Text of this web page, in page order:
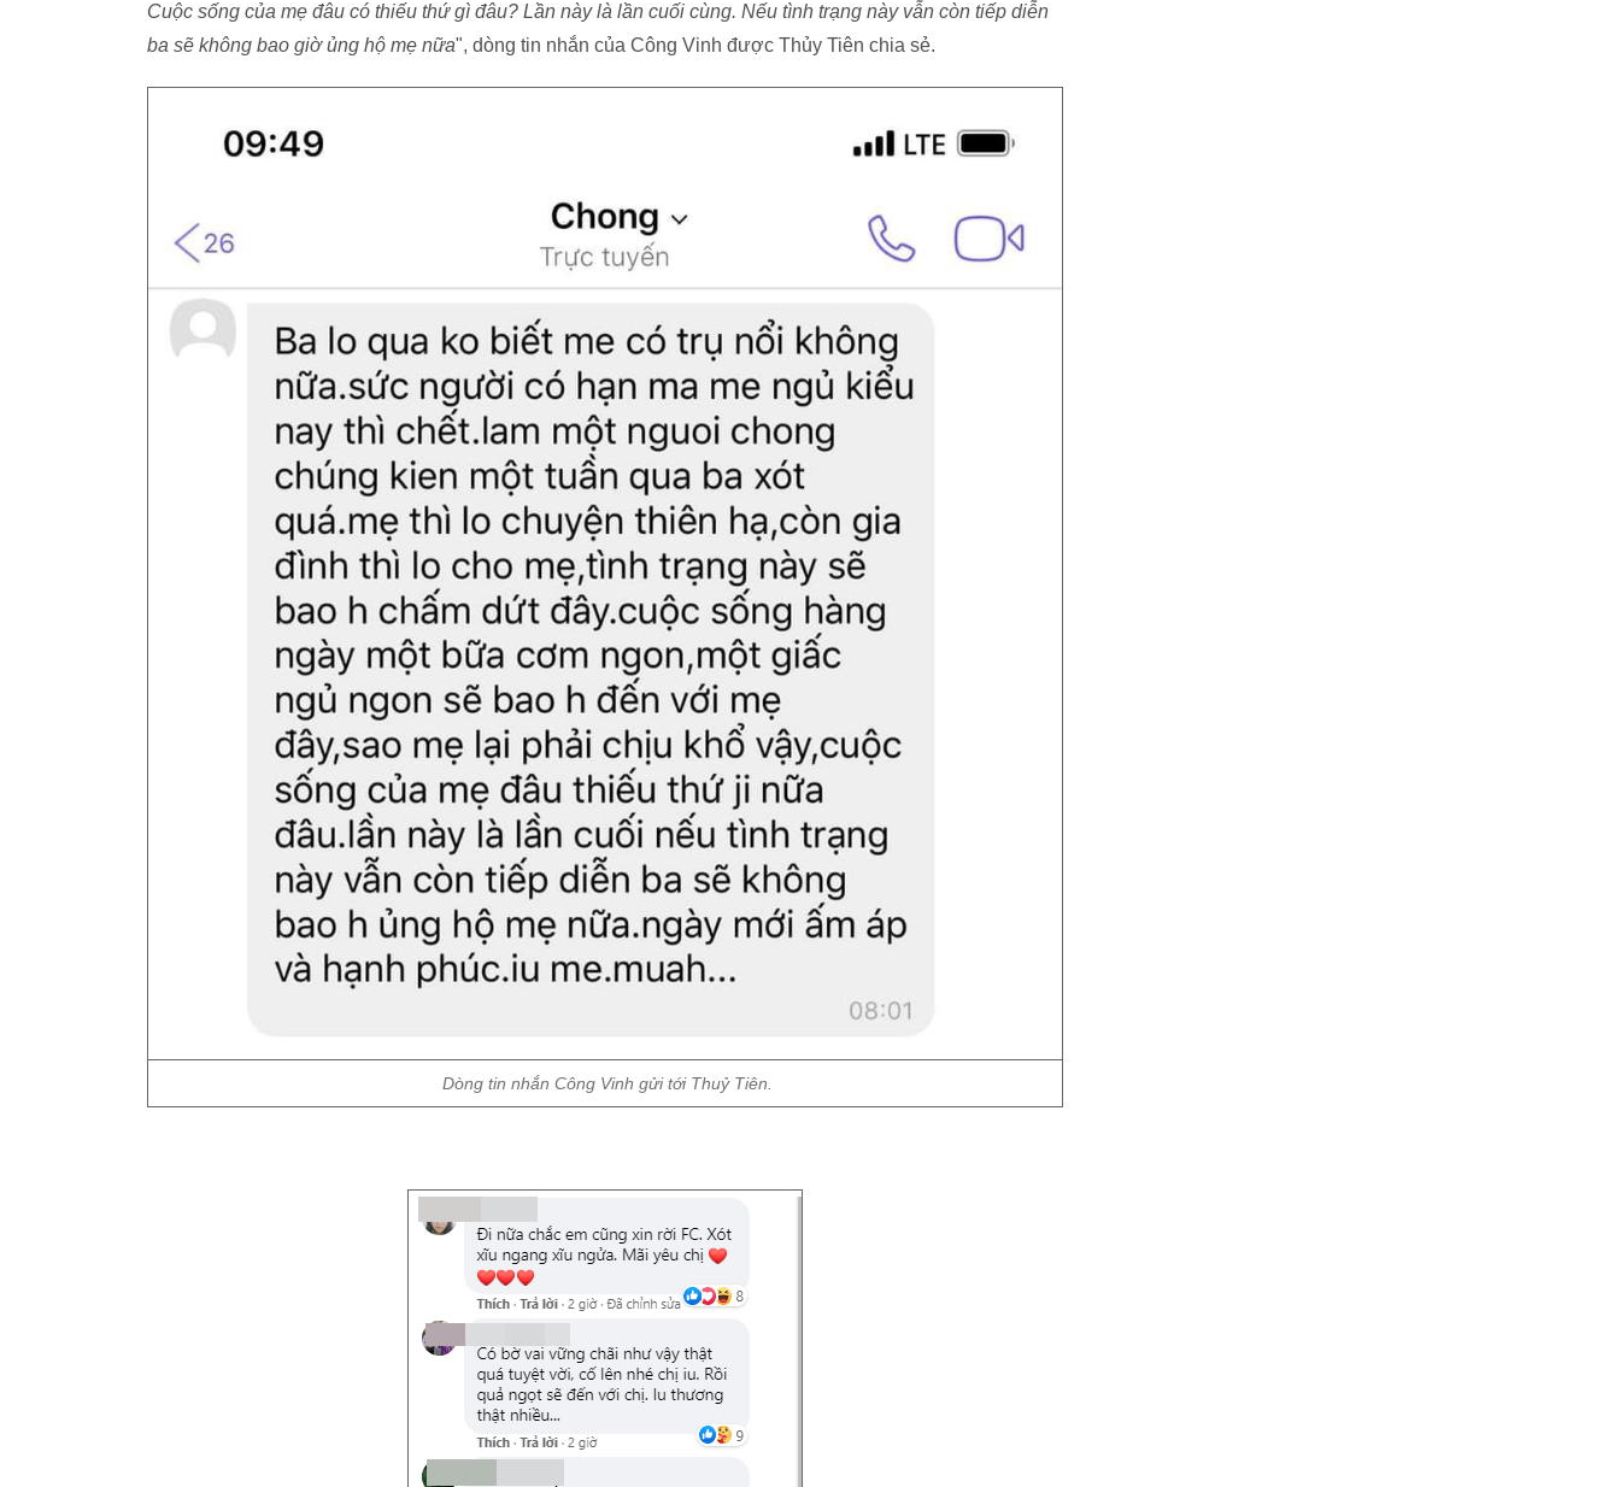
Cuộc sống của mẹ đâu có thiếu thứ gì đâu? Lần này là lần cuối cùng. Nếu tình trạng này vẫn còn tiếp diễn
ba sẽ không bao giờ ủng hộ mẹ nữa", dòng tin nhắn của Công Vinh được Thủy Tiên chia sẻ.
Dòng tin nhắn Công Vinh gửi tới Thuỷ Tiên.